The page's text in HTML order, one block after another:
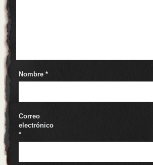
Nombre*
Correo
electrónico
*